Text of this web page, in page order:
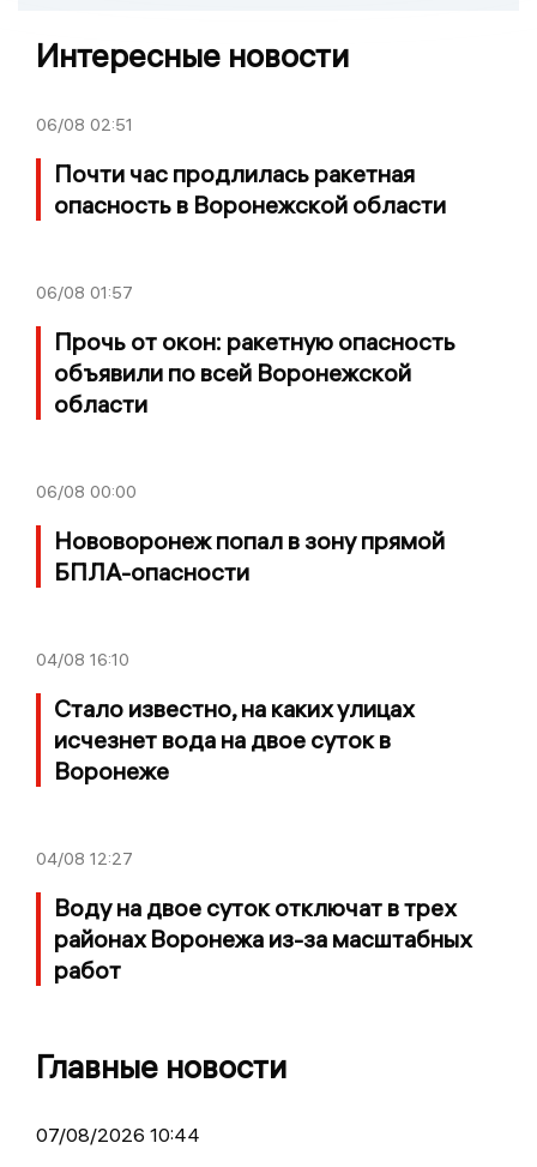
Интересные новости
06/08 02:51
Почти час продлилась ракетная
опасность в Воронежской области
06/08 01:57
Прочь от окон: ракетную опасность
объявили по всей Воронежской
области
06/08 00:00
Нововоронеж попал в зону прямой
БПЛА-опасности
04/08 16:10
Стало известно, на каких улицах
исчезнет вода на двое суток в
Воронеже
04/08 12:27
Воду на двое суток отключат в трех
районах Воронежа из-за масштабных
работ
Главные новости
07/08/2026 10:44